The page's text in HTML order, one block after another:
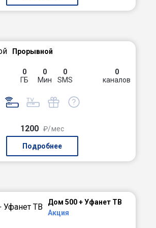
Прорывной
0
ГБ
0
Мин
0
SMS
0
каналов
1200 ₽/мес
Подробнее
Дом 500 + Уфанет ТВ
Акция